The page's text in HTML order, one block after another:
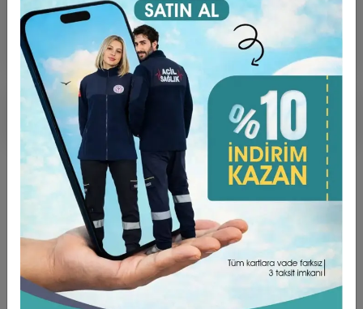
Ürün Açıklaması Garanti ve Teslimat
Taksit Seçenekleri Yorumlar
ÜRÜN ÖZELLİKLERİ ;
Dokunuşu yumuşak, yüksek oranda nefes alabilen